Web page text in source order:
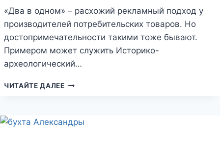
«Два в одном» – расхожий рекламный подход у
производителей потребительских товаров. Но
достопримечательности такими тоже бывают.
Примером может служить Историко-
археологический…
ЧИТАЙТЕ ДАЛЕЕ ДОМ
ОСОБНЯК